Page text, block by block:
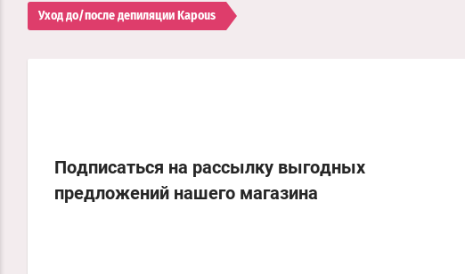
Уход до/после депиляции Kapous
Подписаться на рассылку выгодных
предложений нашего магазина